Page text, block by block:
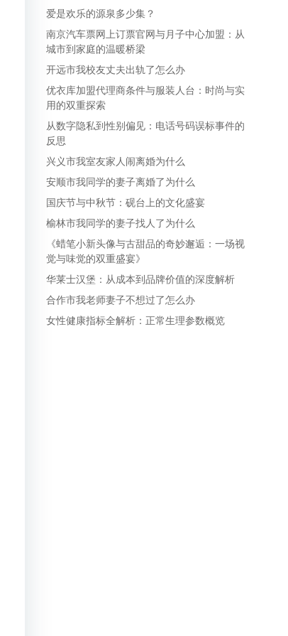
爱是欢乐的源泉多少集？
南京汽车票网上订票官网与月子中心加盟：从
城市到家庭的温暖桥梁
开远市我校友丈夫出轨了怎么办
优衣库加盟代理商条件与服装人台：时尚与实
用的双重探索
从数字隐私到性别偏见：电话号码误标事件的
反思
兴义市我室友家人闹离婚为什么
安顺市我同学的妻子离婚了为什么
国庆节与中秋节：砚台上的文化盛宴
榆林市我同学的妻子找人了为什么
《蜡笔小新头像与古甜品的奇妙邂逅：一场视
觉与味觉的双重盛宴》
华莱士汉堡：从成本到品牌价值的深度解析
合作市我老师妻子不想过了怎么办
女性健康指标全解析：正常生理参数概览